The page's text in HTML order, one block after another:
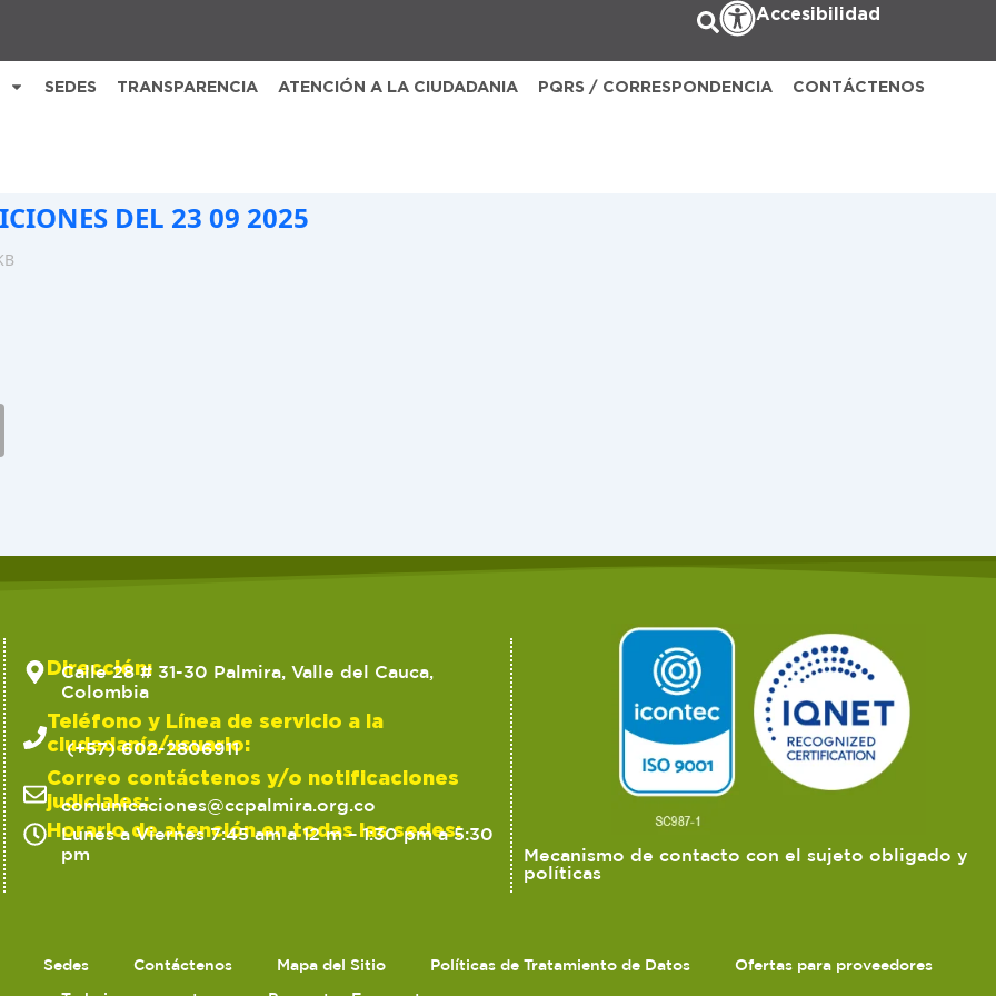
Accesibilidad
SEDES TRANSPARENCIA ATENCIÓN A LA CIUDADANIA PQRS / CORRESPONDENCIA CONTÁCTENOS
DEL 23 09 2025
Dirección:
Calle 28 # 31-30 Palmira, Valle del Cauca,
Colombia
Teléfono y Línea de servicio a la
ciudadanía/usuario:
(+57) 602-2806911
Correo contáctenos y/o notificaciones
judiciales:
comunicaciones@ccpalmira.org.co
Horario de atención en todas las sedes:
Lunes a Viernes 7:45 am a 12 m – 1:30 pm a 5:30
pm
Mecanismo de contacto con el sujeto obligado y
políticas
Sedes Contáctenos Mapa del Sitio Políticas de Tratamiento de Datos
Ofertas para proveedores